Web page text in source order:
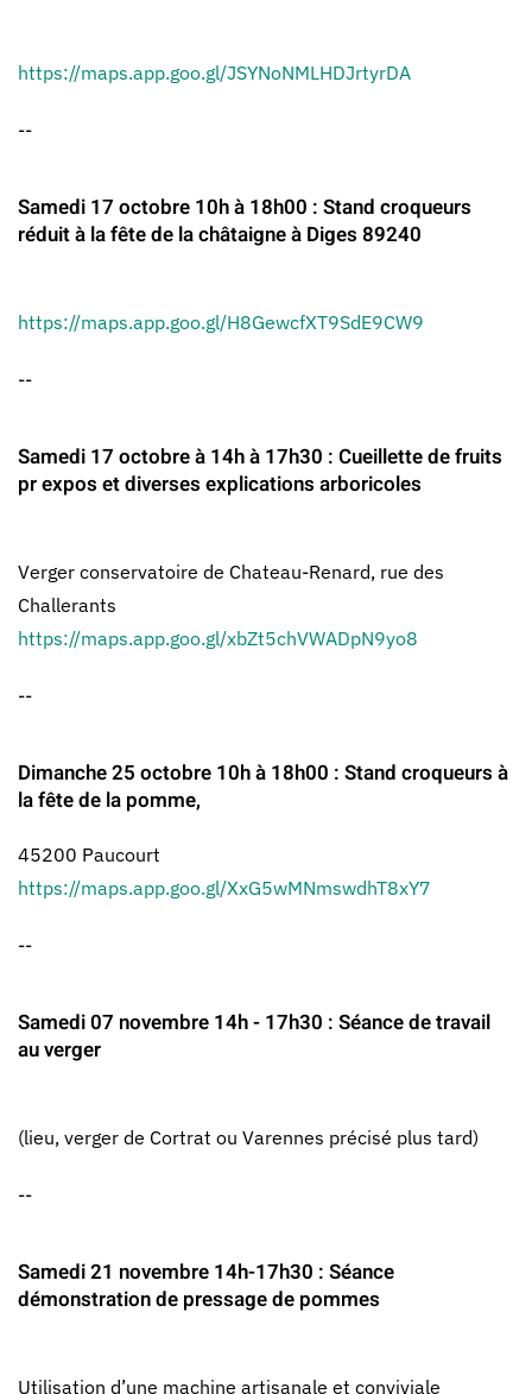
https://maps.app.goo.gl/JSYNoNMLHDJrtyrDA
--
Samedi 17 octobre 10h à 18h00 : Stand croqueurs
réduit à la fête de la châtaigne à Diges 89240
https://maps.app.goo.gl/H8GewcfXT9SdE9CW9
--
Samedi 17 octobre à 14h à 17h30 : Cueillette de fruits
pr expos et diverses explications arboricoles
Verger conservatoire de Chateau-Renard, rue des
Challerants
https://maps.app.goo.gl/xbZt5chVWADpN9yo8
--
Dimanche 25 octobre 10h à 18h00 : Stand croqueurs à
la fête de la pomme,
45200 Paucourt
https://maps.app.goo.gl/XxG5wMNmswdhT8xY7
--
Samedi 07 novembre 14h - 17h30 : Séance de travail
au verger
(lieu, verger de Cortrat ou Varennes précisé plus tard)
--
Samedi 21 novembre 14h-17h30 : Séance
démonstration de pressage de pommes
Utilisation d’une machine artisanale et conviviale